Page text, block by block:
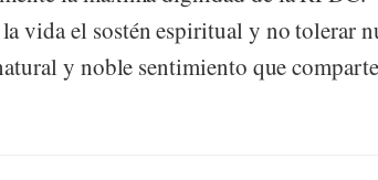
vida el sostén espiritual y no tolerar
y noble sentimiento que